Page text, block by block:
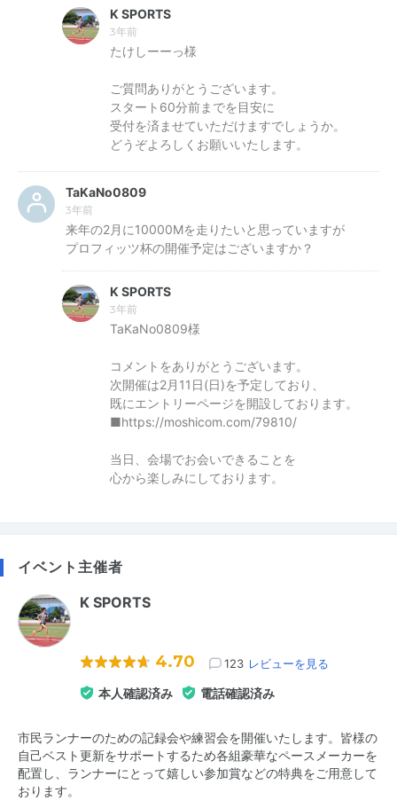
K SPORTS
3年前
たけしーーっ様
ご質問ありがとうございます。
スタート60分前までを目安に
受付を済ませていただけますでしょうか。
どうぞよろしくお願いいたします。
TaKaNo0809
3年前
来年の2月に10000Mを走りたいと思っていますが
プロフィッツ杯の開催予定はございますか？
K SPORTS
3年前
TaKaNo0809様
コメントをありがとうございます。
次開催は2月11日(日)を予定しており、
既にエントリーページを開設しております。
■https://moshicom.com/79810/
当日、会場でお会いできることを
心から楽しみにしております。
イベント主催者
K SPORTS
4.70 123 レビューを見る
本人確認済み 電話確認済み
市民ランナーのための記録会や練習会を開催いたします。皆様の
自己ベスト更新をサポートするため各組豪華なペースメーカーを
配置し、ランナーにとって嬉しい参加賞などの特典をご用意して
おります。